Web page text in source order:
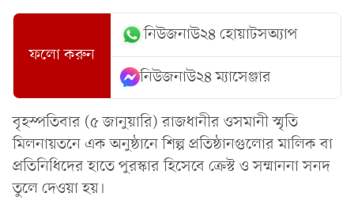
ফলো করুন
নিউজনাউ২৪ হোয়াটসঅ্যাপ
নিউজনাউ২৪ ম্যাসেঞ্জার
বৃহস্পতিবার (৫ জানুয়ারি) রাজধানীর ওসমানী স্মৃতি
মিলনায়তনে এক অনুষ্ঠানে শিল্প প্রতিষ্ঠানগুলোর মালিক বা
প্রতিনিধিদের হাতে পুরস্কার হিসেবে ক্রেস্ট ও সম্মাননা সনদ
তুলে দেওয়া হয়।